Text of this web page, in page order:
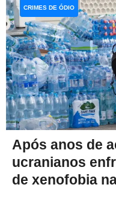
Após anos de
ucranianos
de xenofobia
CRIMES DE ÓDIO